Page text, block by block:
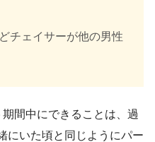
チェイサーが他の男性
間中にできることは、過
にいた頃と同じようにパー